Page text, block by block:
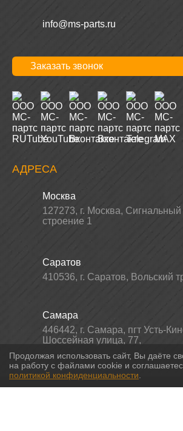
info@ms-parts.ru
Заказать звонок
АДРЕСА
Москва
127273, г. Москва, Сигнальный
строение 1
Саратов
410536, г. Саратов, Вольский
Самара
446442, г. Самара, пгт Усть-
Шоссейная улица, 77,
Продолжая использовать сайт, Вы даёте
на работу с файлами cookie и
политикой конфиденциальности